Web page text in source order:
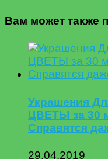
Вам может также
Украшения
ЦВЕТЫ за 30
Справятся
29.04.2019